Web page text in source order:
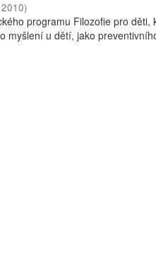
2010)
programu Filozofie pro děti,
myšlení u dětí, jako